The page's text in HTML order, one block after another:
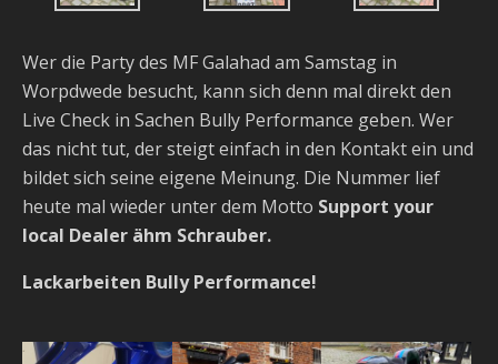
Wer die Party des MF Galahad am Samstag in
Worpdwede besucht, kann sich denn mal direkt den
Live Check in Sachen Bully Performance geben. Wer
das nicht tut, der steigt einfach in den Kontakt ein und
bildet sich seine eigene Meinung. Die Nummer lief
heute mal wieder unter dem Motto Support your
local Dealer ähm Schrauber.
Lackarbeiten Bully Performance!